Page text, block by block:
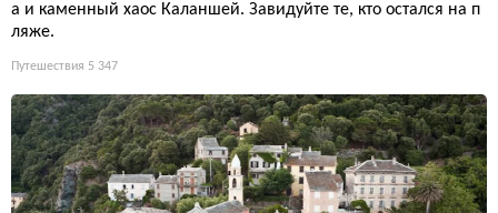
а и каменный хаос Каланшей. Завидуйте те, кто остался на п
ляже.
Путешествия 5 347